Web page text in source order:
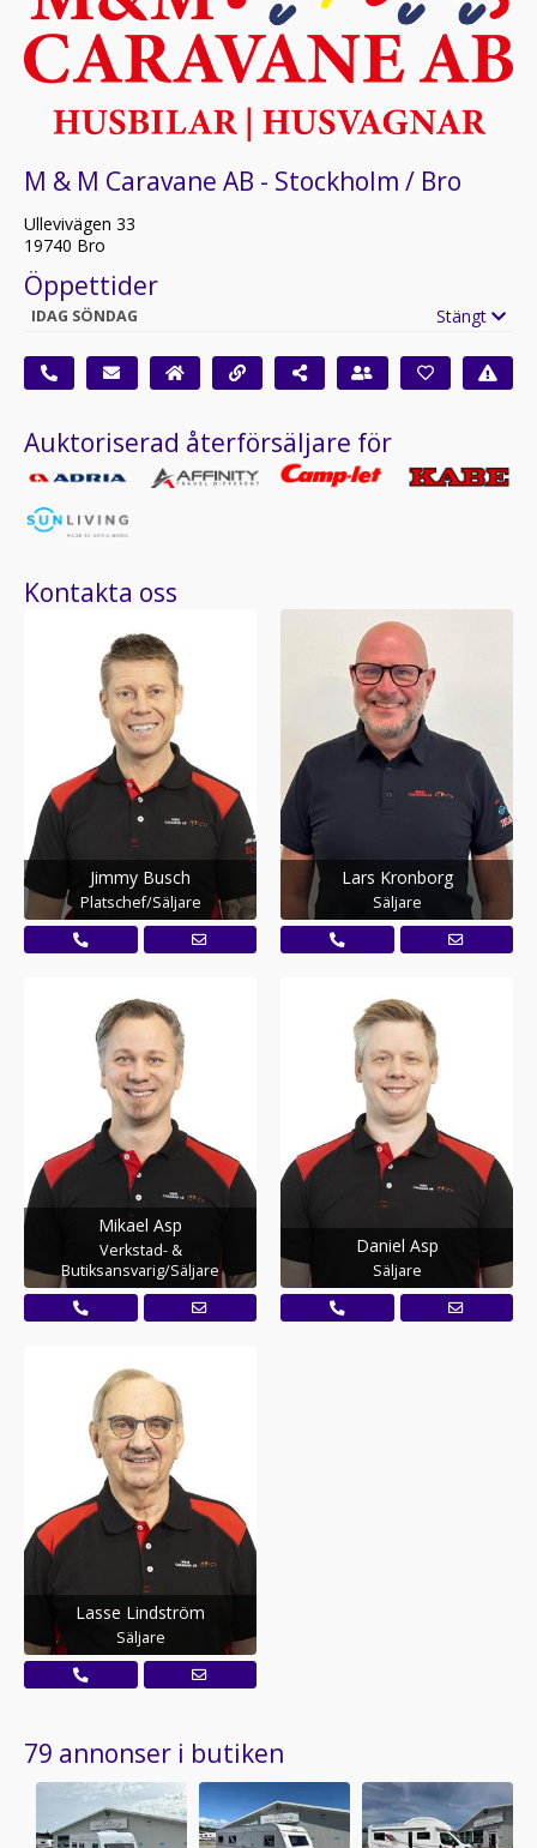
M & M Caravane AB - Stockholm / Bro
Ullevivägen 33
19740 Bro
Öppettider
IDAG SÖNDAG Stängt
Auktoriserad återförsäljare för
Kontakta oss
Jimmy Busch
Platschef/Säljare
Lars Kronborg
Säljare
Mikael Asp
Verkstad- &
Butiksansvarig/Säljare
Daniel Asp
Säljare
Lasse Lindström
Säljare
79 annonser i butiken